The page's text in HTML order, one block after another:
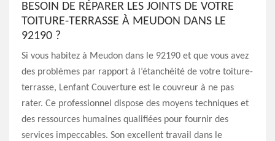
BESOIN DE RÉPARER LES JOINTS DE VOTRE
TOITURE-TERRASSE À MEUDON DANS LE
92190 ?
Si vous habitez à Meudon dans le 92190 et que vous avez
des problèmes par rapport à l’étanchéité de votre toiture-
terrasse, Lenfant Couverture est le couvreur à ne pas
rater. Ce professionnel dispose des moyens techniques et
des ressources humaines qualifiées pour fournir des
services impeccables. Son excellent travail dans le